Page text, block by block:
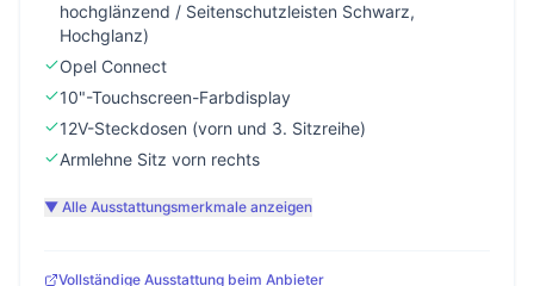
hochglänzend / Seitenschutzleisten Schwarz,
Hochglanz)
Opel Connect
10"-Touchscreen-Farbdisplay
12V-Steckdosen (vorn und 3. Sitzreihe)
Armlehne Sitz vorn rechts
▼ Alle Ausstattungsmerkmale anzeigen
Vollständige Ausstattung beim Anbieter